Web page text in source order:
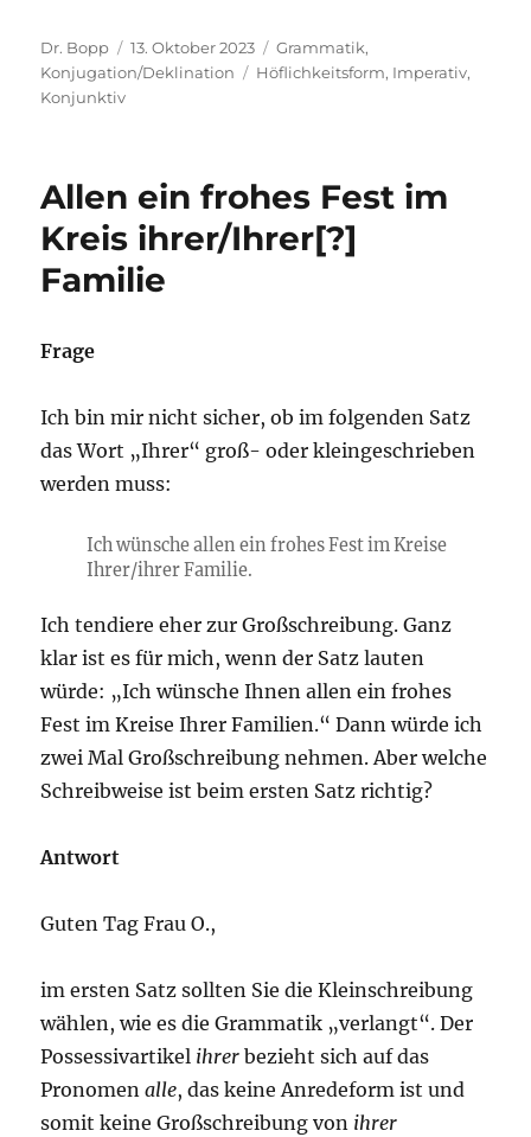
Autor
Dr. Bopp
Veröffentlicht
am
13. Oktober 2023 Kategorien
Grammatik,
Konjugation/Deklination
Schlagwörter
Höflichkeitsform, Imperativ,
Konjunktiv
Allen ein frohes Fest im
Kreis ihrer/Ihrer[?]
Familie
Frage
Ich bin mir nicht sicher, ob im folgenden Satz
das Wort „Ihrer“ groß- oder kleingeschrieben
werden muss:
Ich wünsche allen ein frohes Fest im Kreise
Ihrer/ihrer Familie.
Ich tendiere eher zur Großschreibung. Ganz
klar ist es für mich, wenn der Satz lauten
würde: „Ich wünsche Ihnen allen ein frohes
Fest im Kreise Ihrer Familien.“ Dann würde ich
zwei Mal Großschreibung nehmen. Aber welche
Schreibweise ist beim ersten Satz richtig?
Antwort
Guten Tag Frau O.,
im ersten Satz sollten Sie die Kleinschreibung
wählen, wie es die Grammatik „verlangt“. Der
Possessivartikel ihrer bezieht sich auf das
Pronomenalle, das keine Anredeform ist und
somit keine Großschreibung von ihrer